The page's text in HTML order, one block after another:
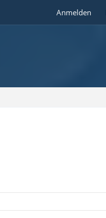
Anmelden